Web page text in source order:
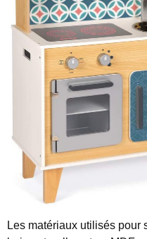
Les matériaux utilisés pour